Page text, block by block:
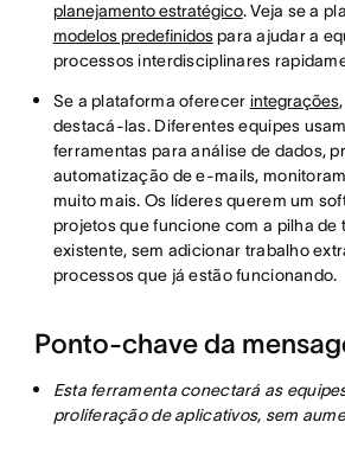
planejamento estratégico. Veja se a
modelos predefinidospara ajudar a
processos interdisciplinares
Se a plataforma oferecer integrações
destacá-las. Diferentes equipes
ferramentas para análise de dados,
automatização de e-mails,
muito mais. Os líderes querem um
projetos que funcione com a pilha de
existente, sem adicionar trabalho
processos que já estão funcionando.
Ponto-chave da
Esta ferramenta conectará as
proliferação de aplicativos, sem